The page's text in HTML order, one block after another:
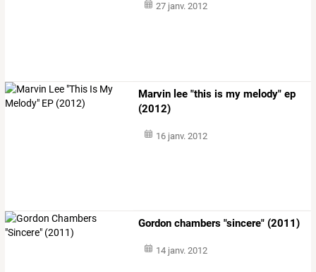
27 janv. 2012
Marvin lee "this is my melody" ep
(2012)
16 janv. 2012
Gordon chambers "sincere" (2011)
14 janv. 2012